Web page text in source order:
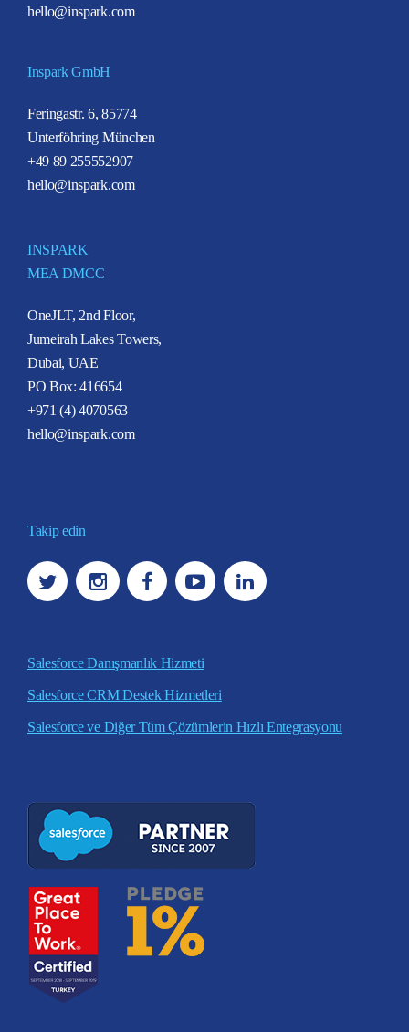
hello@inspark.com
Inspark GmbH
Feringastr. 6, 85774
Unterföhring München
+49 89 255552907
hello@inspark.com
INSPARK
MEA DMCC
OneJLT, 2nd Floor,
Jumeirah Lakes Towers,
Dubai, UAE
PO Box: 416654
+971 (4) 4070563
hello@inspark.com
Takip edin
Salesforce Danışmanlık Hizmeti
Salesforce CRM Destek Hizmetleri
Salesforce ve Diğer Tüm Çözümlerin Hızlı Entegrasyonu